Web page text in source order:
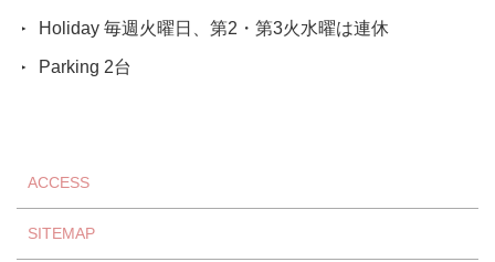
Holiday 毎週火曜日、第2・第3火水曜は連休
Parking 2台
ACCESS
SITEMAP